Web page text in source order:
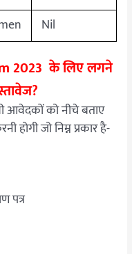
Nil
2023 के लिए लगने
आवेदकों को नीचे बताए
होगी जो निम्न प्रकार है-
पत्र